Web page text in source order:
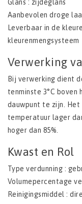
Glans : zijdeglans
Aanbevolen droge
Leverbaar in de
kleurenmengsysteem
Verwerking
Bij verwerking dient
tenminste 3°C boven
dauwpunt te zijn.
temperatuur lager
hoger dan 85%.
Kwast en Rol
Type verdunning :
Volumepercentage
Reinigingsmiddel :